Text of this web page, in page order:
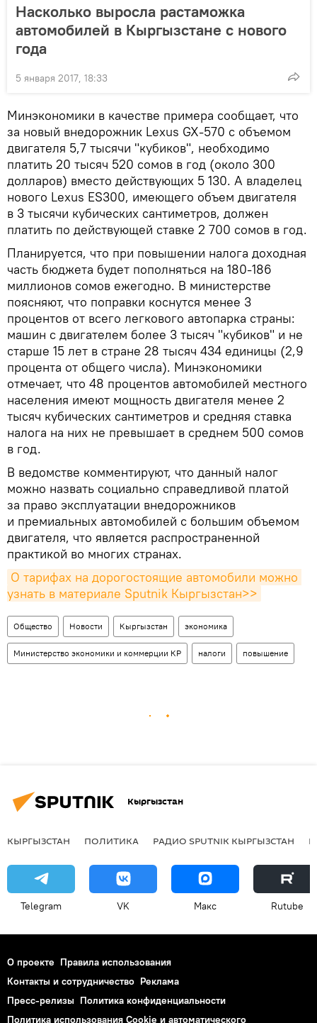
Насколько выросла растаможка
автомобилей в Кыргызстане с нового
года
5 января 2017, 18:33
Минэкономики в качестве примера сообщает, что
за новый внедорожник Lexus GX-570 с объемом
двигателя 5,7 тысячи "кубиков", необходимо
платить 20 тысяч 520 сомов в год (около 300
долларов) вместо действующих 5 130. А владелец
нового Lexus ES300, имеющего объем двигателя
в 3 тысячи кубических сантиметров, должен
платить по действующей ставке 2 700 сомов в год.
Планируется, что при повышении налога доходная
часть бюджета будет пополняться на 180-186
миллионов сомов ежегодно. В министерстве
поясняют, что поправки коснутся менее 3
процентов от всего легкового автопарка страны:
машин с двигателем более 3 тысяч "кубиков" и не
старше 15 лет в стране 28 тысяч 434 единицы (2,9
процента от общего числа). Минэкономики
отмечает, что 48 процентов автомобилей местного
населения имеют мощность двигателя менее 2
тысяч кубических сантиметров и средняя ставка
налога на них не превышает в среднем 500 сомов
в год.
В ведомстве комментируют, что данный налог
можно назвать социально справедливой платой
за право эксплуатации внедорожников
и премиальных автомобилей с большим объемом
двигателя, что является распространенной
практикой во многих странах.
О тарифах на дорогостоящие автомобили можно
узнать в материале Sputnik Кыргызстан>>
Общество Новости Кыргызстан экономика
Министерство экономики и коммерции КР налоги повышение
Кыргызстан
КЫРГЫЗСТАН ПОЛИТИКА РАДИО SPUTNIK КЫРГЫЗСТАН
Telegram VK Макс Rutube
О проекте Правила использования
Контакты и сотрудничество Реклама
Пресс-релизы Политика конфиденциальности
Политика использования Cookie и автоматического